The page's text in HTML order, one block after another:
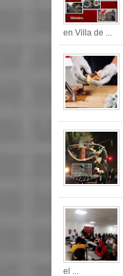
en Villa de ...
el ...